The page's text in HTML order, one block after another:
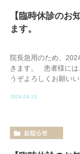
【臨時休診のお
ます。
院長急用のため、
きます。 患者様には
うぞよろしくお願いい
2024.04.13
お知らせ